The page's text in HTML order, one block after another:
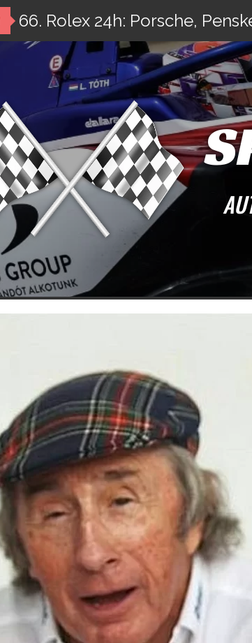
66. Rolex 24h: Porsche,